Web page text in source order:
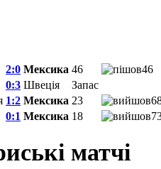
2:0 Мексика 46
46
0:3 Швеція
Запас
1:2 Мексика 23
0:1 Мексика 18
матчі